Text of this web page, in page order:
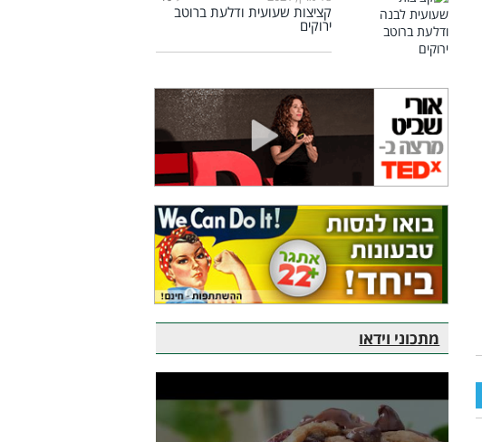
קציצות שעועית ודלעת ברוטב
ירוקים
מתכוני וידאו